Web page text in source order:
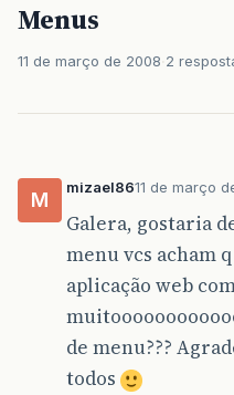
Menus
11 de março de 2008 2
M
mizael8611 de março
Galera, gostaria
menu vcs acham
aplicação web
de menu???
todos